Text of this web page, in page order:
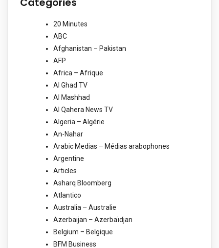
20 Minutes
ABC
Afghanistan – Pakistan
AFP
Africa – Afrique
Al Ghad TV
Al Mashhad
Al Qahera News TV
Algeria – Algérie
An-Nahar
Arabic Medias – Médias arabophones
Argentine
Articles
Asharq Bloomberg
Atlantico
Australia – Australie
Azerbaijan – Azerbaïdjan
Belgium – Belgique
BFM Business